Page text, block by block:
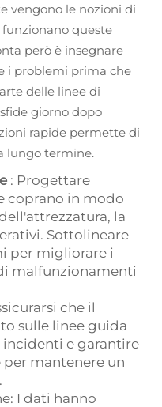
vengono le nozioni di
queste
però è insegnare
i problemi prima che
delle linee di
giorno dopo
rapide permette di
lungo termine.
: Progettare
coprano in modo
la
Sottolineare
per migliorare i
malfunzionamenti
che il
sulle linee guida
incidenti e garantire
mantenere un
I dati hanno